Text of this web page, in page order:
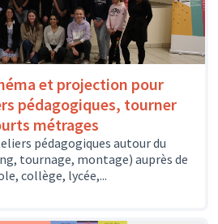
et projection pour
pédagogiques, tourner
métrages
pédagogiques autour du
tournage, montage) auprès de
collège, lycée,...